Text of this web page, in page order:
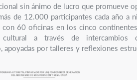
sin ánimo de lucro que promueve
de 12.000 participantes cada año a
60 oficinas en los cinco
cultural a través de intercambios
por talleres y reflexiones